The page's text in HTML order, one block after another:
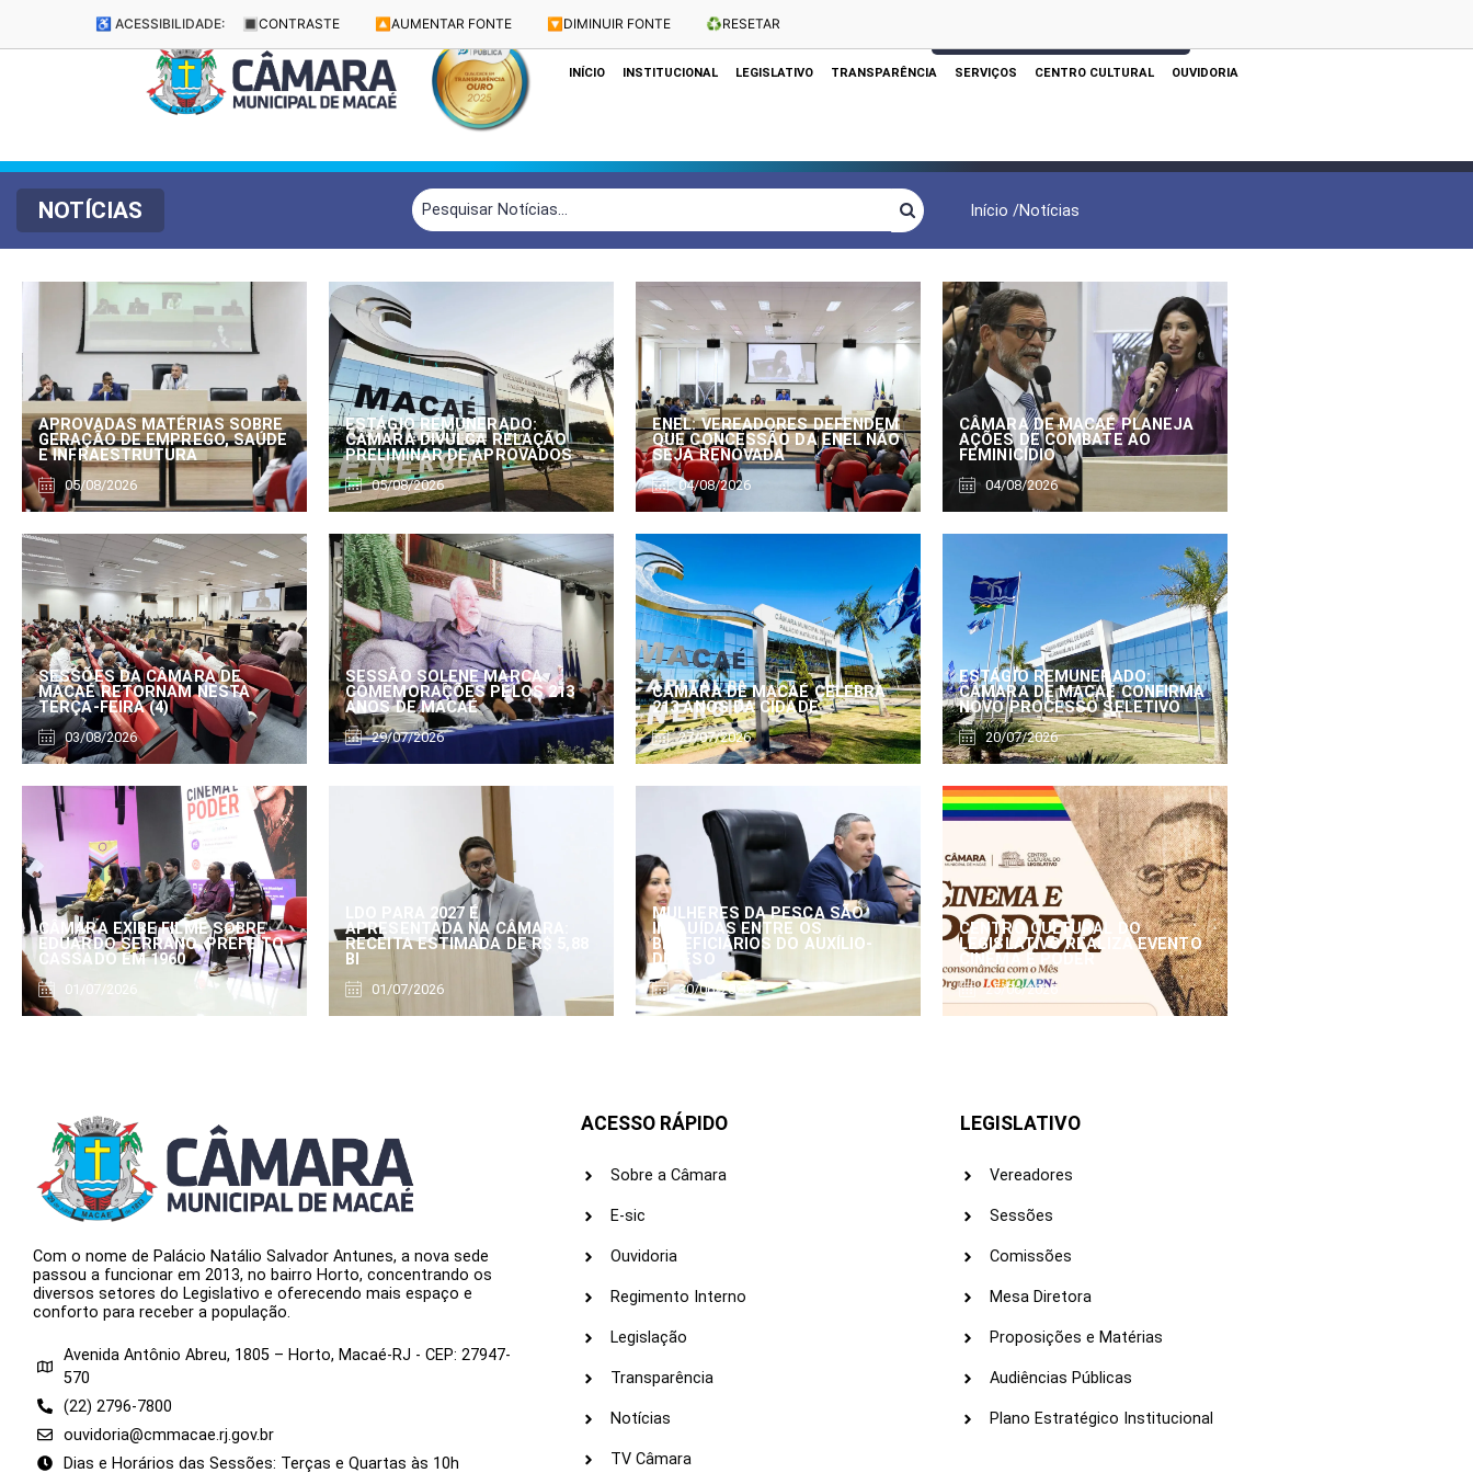
♿ ACESSIBILIDADE: 🔳 CONTRASTE 🔼 AUMENTAR FONTE 🔽 DIMINUIR FONTE ♻️RESETAR
Dias e Horários das Sessões: Terças e Quartas às 10h
INÍCIO INSTITUCIONAL LEGISLATIVO TRANSPARÊNCIA SERVIÇOS CENTRO CULTURAL OUVIDORIA
NOTÍCIAS Início /Notícias
APROVADAS MATÉRIAS SOBRE
GERAÇÃO DE EMPREGO, SAÚDE
E INFRAESTRUTURA
05/08/2026
ESTÁGIO REMUNERADO:
CÂMARA DIVULGA RELAÇÃO
PRELIMINAR DE APROVADOS
05/08/2026
ENEL: VEREADORES DEFENDEM
QUE CONCESSÃO DA ENEL NÃO
SEJA RENOVADA
04/08/2026
CÂMARA DE MACAÉ PLANEJA
AÇÕES DE COMBATE AO
FEMINICÍDIO
04/08/2026
SESSÕES DA CÂMARA DE
MACAÉ RETORNAM NESTA
TERÇA-FEIRA (4)
03/08/2026
SESSÃO SOLENE MARCA
COMEMORAÇÕES PELOS 213
ANOS DE MACAÉ
29/07/2026
CÂMARA DE MACAÉ CELEBRA
213 ANOS DA CIDADE
27/07/2026
ESTÁGIO REMUNERADO:
CÂMARA DE MACAÉ CONFIRMA
NOVO PROCESSO SELETIVO
20/07/2026
CÂMARA EXIBE FILME SOBRE
EDUARDO SERRANO, PREFEITO
CASSADO EM 1960
01/07/2026
LDO PARA 2027 É
APRESENTADA NA CÂMARA:
RECEITA ESTIMADA DE R$ 5,88
BI
01/07/2026
MULHERES DA PESCA SÃO
INCLUÍDAS ENTRE OS
BENEFICIÁRIOS DO AUXÍLIO-
DEFESO
30/06/2026
CENTRO CULTURAL DO
LEGISLATIVO REALIZA EVENTO
CINEMA E PODER
25/06/2026
Com o nome de Palácio Natálio Salvador Antunes, a nova sede
passou a funcionar em 2013, no bairro Horto, concentrando os
diversos setores do Legislativo e oferecendo mais espaço e
conforto para receber a população.
Avenida Antônio Abreu, 1805 – Horto, Macaé-RJ - CEP: 27947-
570
(22) 2796-7800
ouvidoria@cmmacae.rj.gov.br
Dias e Horários das Sessões: Terças e Quartas às 10h
ACESSO RÁPIDO
Sobre a Câmara
E-sic
Ouvidoria
Regimento Interno
Legislação
Transparência
Notícias
TV Câmara
LEGISLATIVO
Vereadores
Sessões
Comissões
Mesa Diretora
Proposições e Matérias
Audiências Públicas
Plano Estratégico Institucional